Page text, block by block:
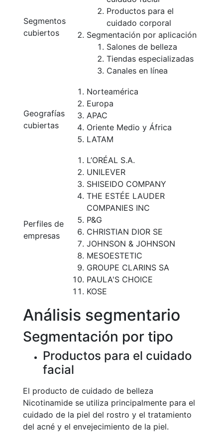
Segmentos
cubiertos
Productos para el
cuidado corporal
Segmentación por aplicación
Salones de belleza
Tiendas especializadas
Canales en línea
Geografías
cubiertas
Norteamérica
Europa
APAC
Oriente Medio y África
LATAM
Perfiles de
empresas
L’ORÉAL S.A.
UNILEVER
SHISEIDO COMPANY
THE ESTÉE LAUDER
COMPANIES INC
P&G
CHRISTIAN DIOR SE
JOHNSON & JOHNSON
MESOESTETIC
GROUPE CLARINS SA
PAULA'S CHOICE
KOSE
Análisis segmentario
Segmentación por tipo
Productos para el cuidado
facial
El producto de cuidado de belleza
Nicotinamide se utiliza principalmente para el
cuidado de la piel del rostro y el tratamiento
del acné y el envejecimiento de la piel.